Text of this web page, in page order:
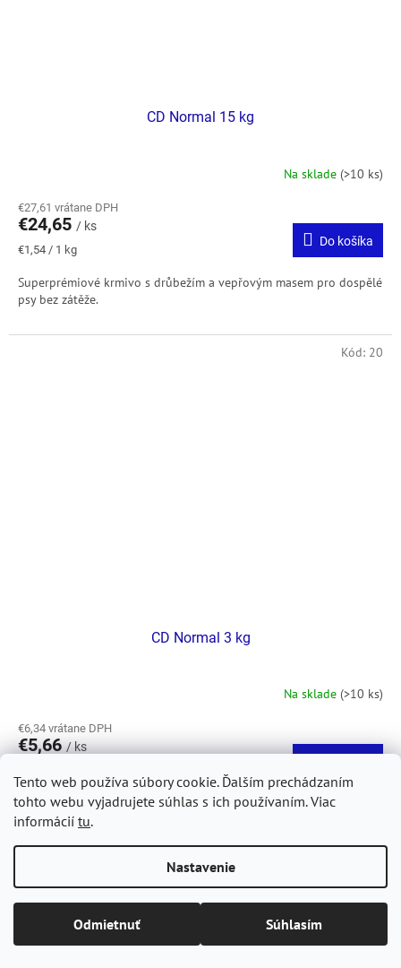
Tento web používa súbory cookie. Ďalším prechádzaním
tohto webu vyjadrujete súhlas s ich používaním. Viac
informácií tu.
Nastavenie
Odmietnuť Súhlasím
CD Normal 15 kg
Na sklade (>10 ks)
€27,61 vrátane DPH
€24,65 / ks
Jednotková
€1,54 / 1 kg
Do košíka
Superprémiové krmivo s drůbežím a vepřovým masem pro dospělé
psy bez zátěže.
CD Normal 3 kg
Na sklade (>10 ks)
€6,34 vrátane DPH
€5,66/ ks
cena:
Superprémiové krmivo s drůbežím a vepřovým masem pro dospělé
psy bez zátěže. Neobsahuje sóju ani pšenici.
Kód: 20